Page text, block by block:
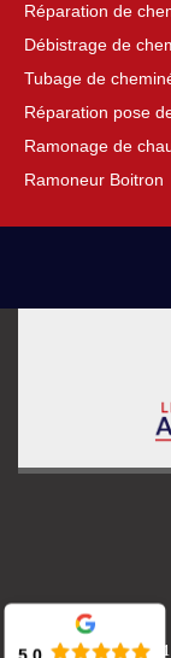
Réparation de
Débistrage de
Tubage de
Réparation pose
Ramonage de
Ramoneur Boitron